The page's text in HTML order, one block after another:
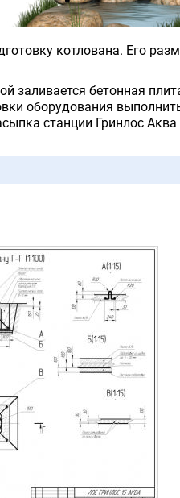
котлована. Его
заливается бетонная
оборудования
станции Гринлос